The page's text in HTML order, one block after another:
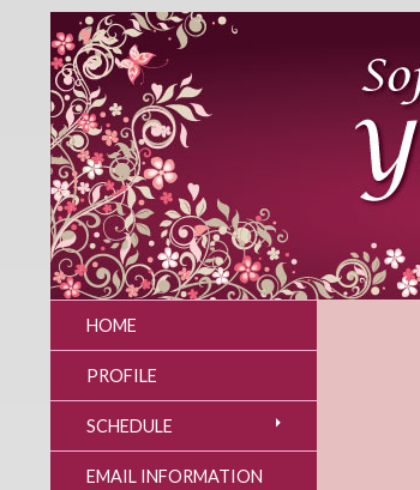
HOME
PROFILE
SCHEDULE
EMAIL INFORMATION